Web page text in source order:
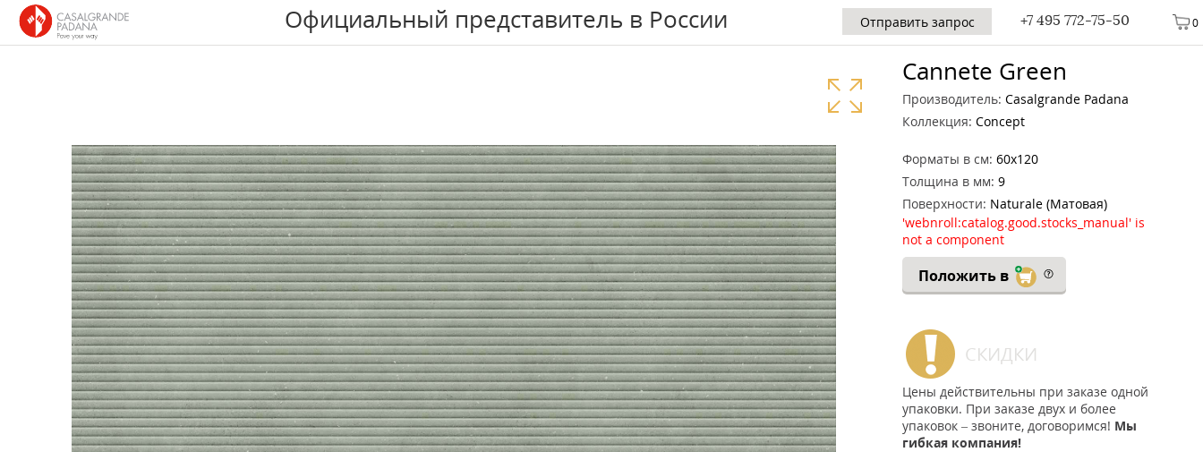
0
Официальный представитель в России +7 495 772-75-50
Отправить запрос
Cannete Green
Производитель: Casalgrande Padana
Коллекция: Concept
Форматы в см: 60x120
Толщина в мм: 9
Поверхности: Naturale (Матовая)
'webnroll:catalog.good.stocks_manual' is
not a component
Положить в
СКИДКИ
Цены действительны при заказе одной
упаковки. При заказе двух и более
упаковок – звоните, договоримся! Мы
гибкая компания!